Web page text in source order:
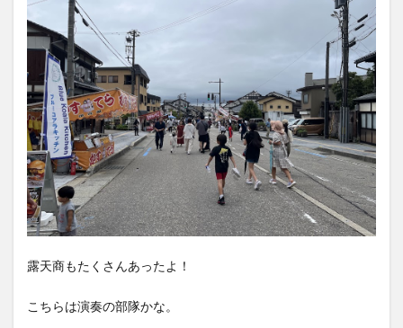
露天商もたくさんあったよ！
こちらは演奏の部隊かな。